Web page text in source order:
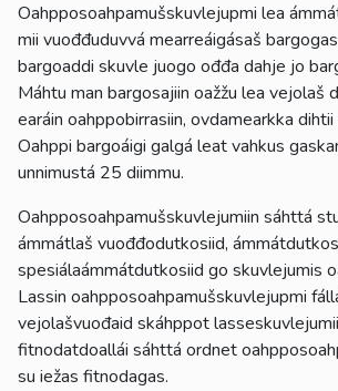
Oahpposoahpamušskuvlejupmi lea
mii vuođđuduvvá mearreáigásaš
bargoaddi skuvle juogo ođđa dahje jo
Máhtu man bargosajiin oažžu lea vejolaš
earáin oahppobirrasiin, ovdamearkka
Oahppi bargoáigi galgá leat vahkus
unnimustá 25 diimmu.
Oahpposoahpamušskuvlejumiin sáhttá
ámmátlaš vuođđodutkosiid,
spesiálaámmátdutkosiid go skuvlejumis
Lassin oahpposoahpamušskuvlejupmi
vejolašvuođaid skáhppot
fitnodatdoallái sáhttá ordnet
su iežas fitnodagas.